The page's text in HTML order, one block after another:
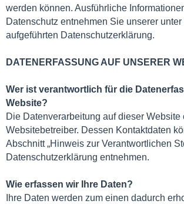
werden können. Ausführliche
Datenschutz entnehmen Sie unserer unter
aufgeführten Datenschutzerklärung.
DATENERFASSUNG AUF UNSERER
Wer ist verantwortlich für die
Website?
Die Datenverarbeitung auf dieser Website
Websitebetreiber. Dessen Kontaktdaten
Abschnitt „Hinweis zur Verantwortlichen
Datenschutzerklärung entnehmen.
Wie erfassen wir Ihre Daten?
Ihre Daten werden zum einen dadurch